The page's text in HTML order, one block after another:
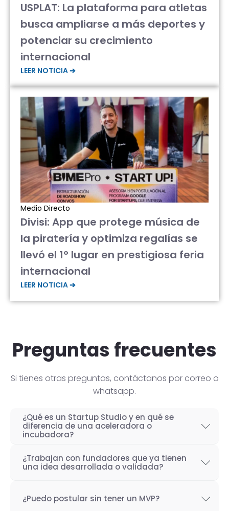
USPLAT: La plataforma para atletas
busca ampliarse a más deportes y
potenciar su crecimiento
internacional
LEER NOTICIA ➔
Medio Directo
Divisi: App que protege música de
la piratería y optimiza regalías se
llevó el 1° lugar en prestigiosa feria
internacional
LEER NOTICIA ➔
Preguntas frecuentes
Si tienes otras preguntas, contáctanos por correo o
whatsapp.
¿Qué es un Startup Studio y en qué se
diferencia de una aceleradora o
incubadora?
Un Startup Studio es una organización capaz
de construir startups de manera iterativa,
con experiencia. También se les conoce
¿Trabajan con fundadores que ya tienen
una idea desarrollada o validada?
Startup Studio es lograr un proceso iterativo
¿Puedo postular sin tener un MVP?